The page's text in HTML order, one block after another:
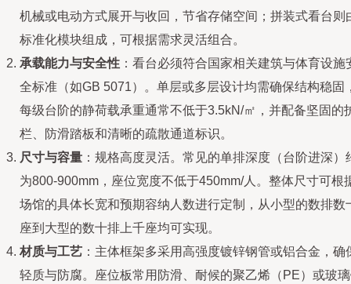
机械或电动方式展开与收回，节省存储空间；拼装式看台则
标准化模块组成，可根据需求灵活组合。
承载能力与安全性 ：看台必须符合国家相关建筑与体育设施
全标准（如GB 5071）。单层或多层设计均需确保结构稳固
每级台阶的静荷载承重通常不低于3.5kN/㎡，并配备坚固的
栏、防滑踏板和清晰的疏散通道标识。
尺寸与容量 ：规格高度灵活。常见的单排深度（台阶进深）
为800-900mm，座位宽度不低于450mm/人。整体尺寸可根
场馆的具体长宽和预期容纳人数进行定制，从小型的数排数
座到大型的数十排上千座均可实现。
材质与工艺 ：主体框架多采用高强度镀锌钢管或铝合金，确
轻质与防腐。座位板常用防滑、耐候的聚乙烯（PE）或玻